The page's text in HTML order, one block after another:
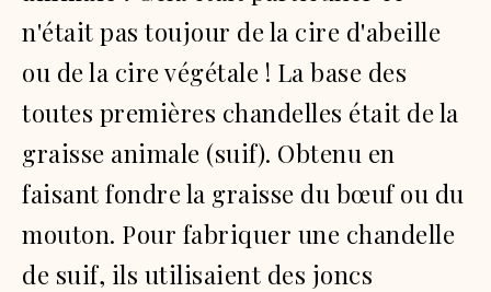
n'était pas toujour de la cire d'abeille
ou de la cire végétale ! La base des
toutes premières chandelles était de la
graisse animale (suif). Obtenu en
faisant fondre la graisse du bœuf ou du
mouton. Pour fabriquer une chandelle
de suif, ils utilisaient des joncs